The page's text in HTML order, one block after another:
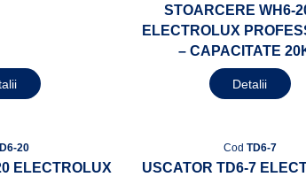
STOARCERE WH6-
ELECTROLUX
– CAPACITATE
Detalii
20
ELECTROLUX
Cod TD6-7
USCATOR TD6-7